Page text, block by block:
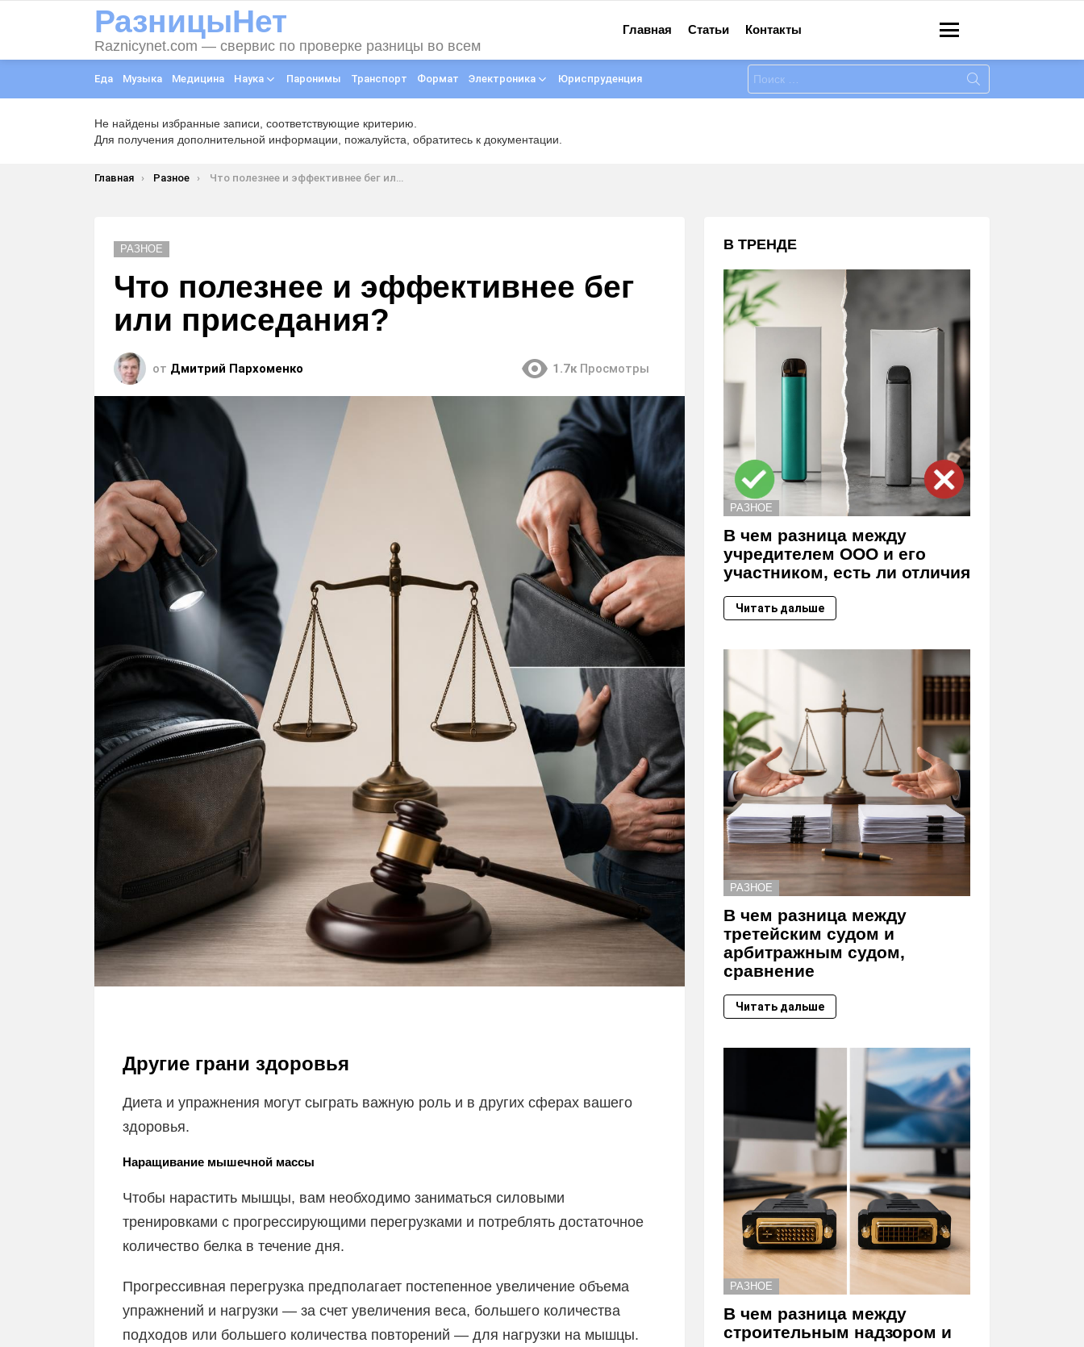
РазницыНет
Raznicynet.com — свервис по проверке разницы во всем
Главная Статьи Контакты
Еда Музыка Медицина Наука Паронимы Транспорт Формат Электроника Юриспруденция
Искать:
Не найдены избранные записи, соответствующие критерию.
Для получения дополнительной информации, пожалуйста, обратитесь к документации.
Вы здесь:
Главная Разное Что полезнее и эффективнее бег или приседания?
РАЗНОЕ
Что полезнее и эффективнее бег
или приседания?
от Дмитрий Пархоменко 1.7к Просмотры
Другие грани здоровья
Диета и упражнения могут сыграть важную роль и в других сферах вашего
здоровья.
Наращивание мышечной массы
Чтобы нарастить мышцы, вам необходимо заниматься силовыми
тренировками с прогрессирующими перегрузками и потреблять достаточное
количество белка в течение дня.
Прогрессивная перегрузка предполагает постепенное увеличение объема
упражнений и нагрузки — за счет увеличения веса, большего количества
подходов или большего количества повторений — для нагрузки на мышцы.
В ТРЕНДЕ
РАЗНОЕ
В чем разница между
учредителем ООО и его
участником, есть ли отличия
Читать дальше
РАЗНОЕ
В чем разница между
третейским судом и
арбитражным судом,
сравнение
Читать дальше
РАЗНОЕ
В чем разница между
строительным надзором и